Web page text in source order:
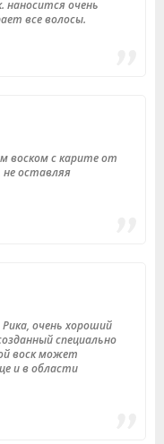
наносится очень
все волосы.
воском с карите от
не оставляя
очень хороший
специально
воск может
и в области